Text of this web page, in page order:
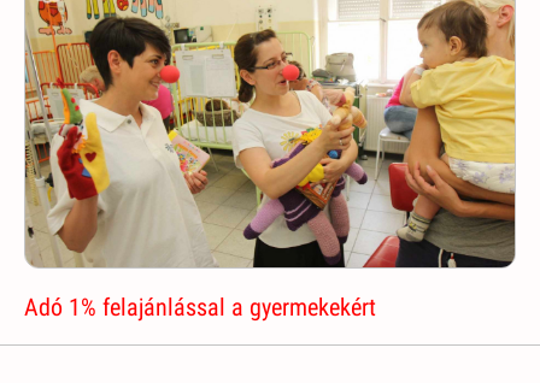
Adó 1% felajánlással a gyermekekért